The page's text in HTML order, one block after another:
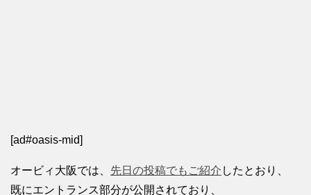
[ad#oasis-mid]
オービィ大阪では、 先日の投稿でもご紹介 したとおり、
既にエントランス部分が公開されており、